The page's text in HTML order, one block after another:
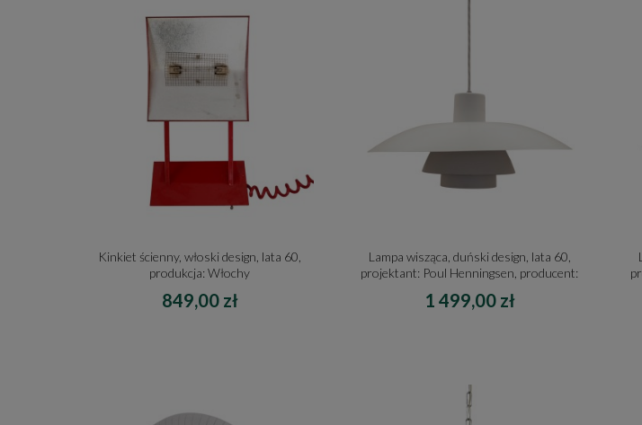
Kinkiet ścienny, włoski design, lata 60,
produkcja: Włochy
849,00 zł
Lampa wisząca, duński design, lata 60,
projektant: Poul Henningsen, producent:
1 499,00 zł